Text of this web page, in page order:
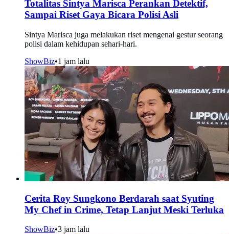
Totalitas Sintya Marisca Perankan Detektif,
Sampai Riset Gaya Bicara Polisi Asli
Sintya Marisca juga melakukan riset mengenai gestur seorang
polisi dalam kehidupan sehari-hari.
ShowBiz•1 jam lalu
Cerita Roy Sungkono Berdarah saat Syuting
My Chef in Crime, Tetap Lanjut Meski Terluka
ShowBiz•3 jam lalu